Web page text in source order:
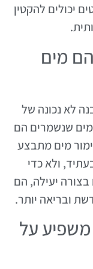
יכולים להקטין
הם מים
לא נכונה של
מים שנשמרים הם
מים מתבצע
ולא כדי
יעילה, הם
ובריאה יותר.
משפיע על